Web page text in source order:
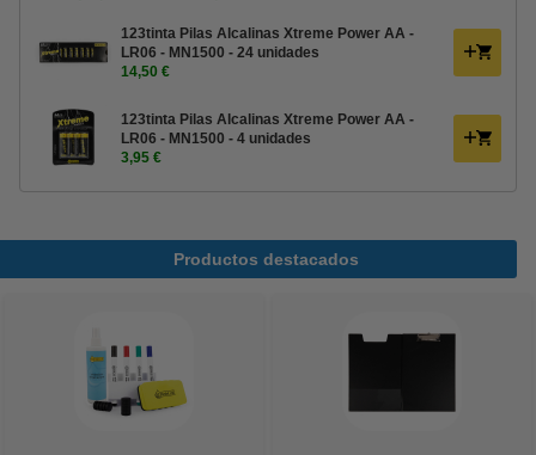
123tinta Pilas Alcalinas Xtreme Power AA -
LR06 - MN1500 - 24 unidades
14,50 €
123tinta Pilas Alcalinas Xtreme Power AA -
LR06 - MN1500 - 4 unidades
3,95 €
Productos destacados